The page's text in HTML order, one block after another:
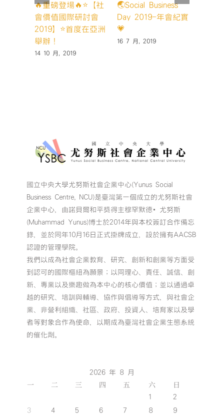
🔥重磅登場🔥⭐️【社
會價值國際研討會
2019】⭐️首度在亞洲
舉辦！
14 10 月, 2019
🌏Social Business
Day 2019-年會紀實
💗
16 7 月, 2019
國立中央大學尤努斯社會企業中心(Yunus Social
Business Centre, NCU)是臺灣第一個成立的尤努斯社會
企業中心，由諾貝爾和平獎得主穆罕默德•尤努斯
(Muhammad Yunus)博士於2014年與本校簽訂合作備忘
錄，並於同年10月16日正式掛牌成立，設於擁有AACSB
認證的管理學院。
我們以成為社會企業教育、研究、創新和創業等方面受
到認可的國際樞紐為願景；以同理心、責任、誠信、創
新、專業以及樂趣做為本中心的核心價值；並以通過卓
越的研究、培訓與輔導、協作與倡導等方式，與社會企
業、非營利組織、社區、政府、投資人、培育家以及學
者等對象合作為使命，以期成為臺灣社會企業生態系統
的催化劑。
2026 年 8 月
一 二 三 四 五 六 日
1
2
3
4 5 6 7 8
9